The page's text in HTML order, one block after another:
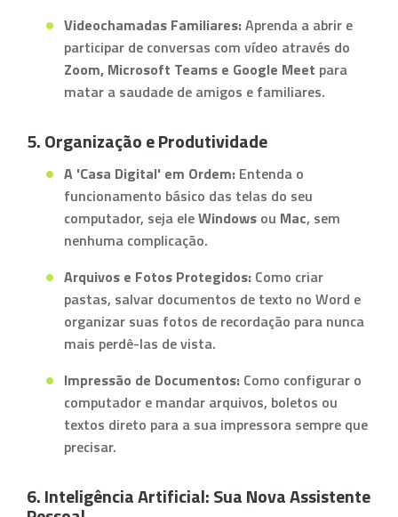
Videochamadas Familiares:Aprenda a abrir e
participar de conversas com vídeo através do
Zoom, Microsoft Teams e Google Meet para
matar a saudade de amigos e familiares.
5. Organização e Produtividade
A 'Casa Digital' em Ordem: Entenda o
funcionamento básico das telas do seu
computador, seja eleWindows ou Mac, sem
nenhuma complicação.
Arquivos e Fotos Protegidos: Como criar
pastas, salvar documentos de texto no Word e
organizar suas fotos de recordação para nunca
mais perdê-las de vista.
Impressão de Documentos: Como configurar o
computador e mandar arquivos, boletos ou
textos direto para a sua impressora sempre que
precisar.
6. Inteligência Artificial: Sua Nova Assistente